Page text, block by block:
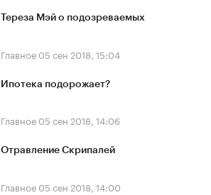
Тереза Мэй о подозреваемых
Главное 05 сен 2018, 15:04
Ипотека подорожает?
Главное 05 сен 2018, 14:06
Отравление Скрипалей
Главное 05 сен 2018, 14:00